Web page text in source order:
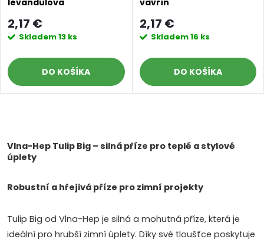
2,17 €
Skladem13 ks
DO KOŠÍKA
2,17 €
Skladem16 ks
DO KOŠÍKA
v
á
d
Vlna-Hep Tulip Big – silná příze pro teplé a stylové
úplety
Robustní a hřejivá příze pro zimní projekty
Tulip Big od Vlna-Hep je silná a mohutná příze, která je
ideální pro hrubší zimní úplety. Díky své tloušťce poskytuje